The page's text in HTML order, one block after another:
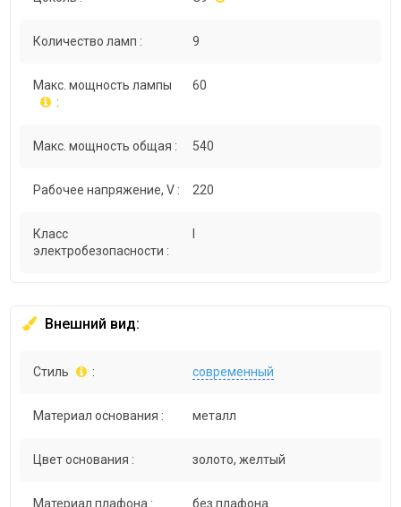
Количество ламп : 9
Макс. мощность лампы
:
60
Макс. мощность общая : 540
Рабочее напряжение, V : 220
Класс
электробезопасности :
Внешний вид:
Стиль : современный
Материал основания : металл
Цвет основания : золото, желтый
Материал плафона : без плафона